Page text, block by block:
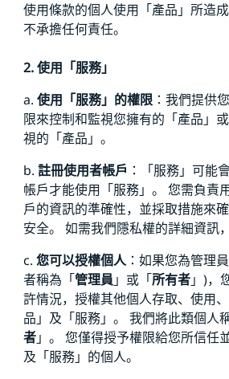
使用條款的個人使用「產品」所造
不承擔任何責任。
2. 使用「服務」
a. 使用「服務」的權限：我們提供
限來控制和監視您擁有的「產品」
視的「產品」。
b. 註冊使用者帳戶 ：「服務」可能
帳戶才能使用「服務」。 您需負責
戶的資訊的準確性，並採取措施來
安全。 如需我們隱私權的詳細資訊
c. 您可以授權個人：如果您為管理
者稱為「管理員 」或「所有者」)，
許情況，授權其他個人存取、使用
品」及「服務」。 我們將此類個人
者」。 您僅得授予權限給您所信任
及「服務」的個人。